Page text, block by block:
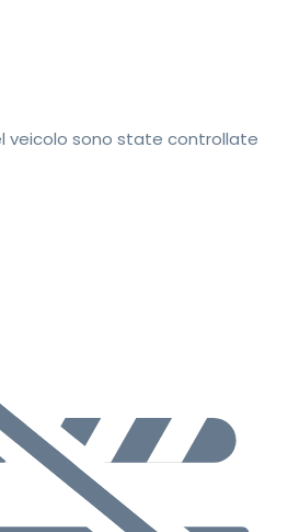
veicolo sono state controllate